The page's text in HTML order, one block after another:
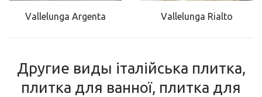
Vallelunga Argenta Vallelunga Rialto
Другие виды італійська плитка,
плитка для ванної, плитка для